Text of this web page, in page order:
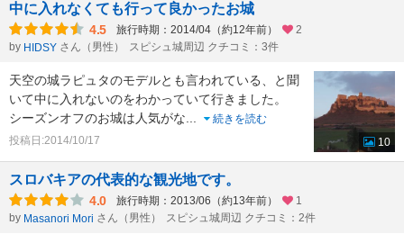
中に入れなくても行って良かったお城
4.5 旅行時期：2014/04（約12年前）
2
by HIDSY さん（男性） スピシュ城周辺 クチコミ：3件
天空の城ラピュタのモデルとも言われている、と聞
いて中に入れないのをわかっていて行きました。
シーズンオフのお城は人気がな
続きを読む
投稿日:2014/10/17
10
スロバキアの代表的な観光地です。
4.0 旅行時期：2013/06（約13年前）
1
by Masanori Mori さん（男性） スピシュ城周辺 クチコミ：2件